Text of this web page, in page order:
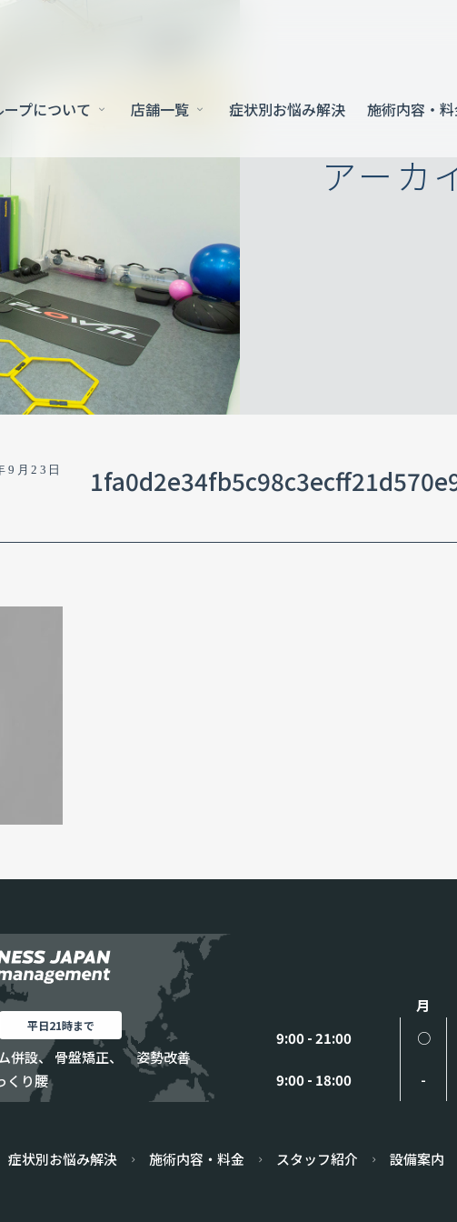
ープについて 店舗一覧 症状別お悩み解決 施術内容・
アーカ
9月23日
平日21時まで
併設、 骨盤矯正、 姿勢改善
くり腰
月
9:00 - 21:00
○
9:00 - 18:00 -
症状別お悩み解決 施術内容・料金 スタッフ紹介 設備案内